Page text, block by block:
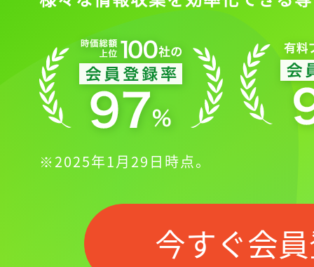
※2025年1月29日時点。
今すぐ会